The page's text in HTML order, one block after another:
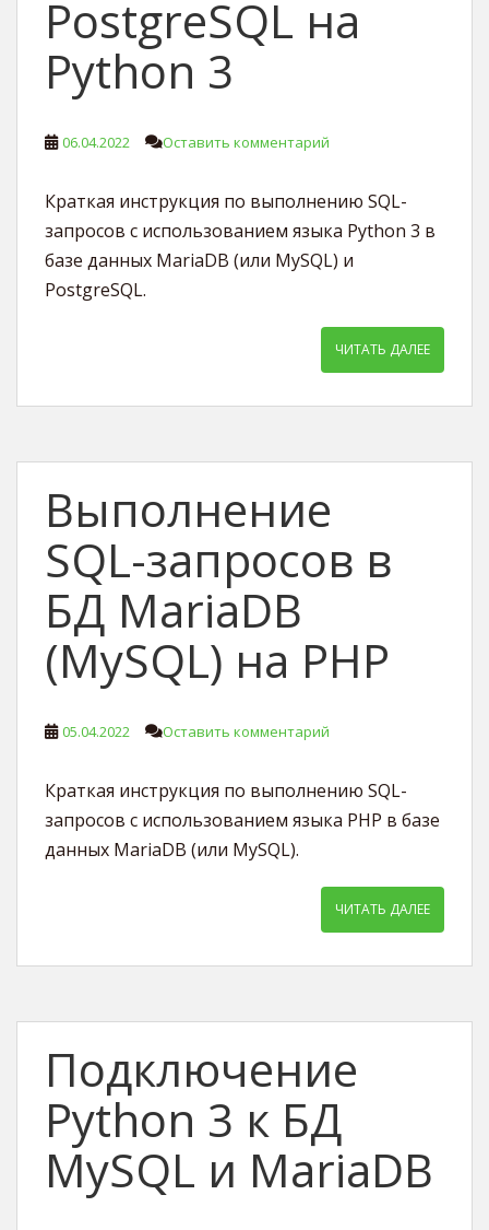
PostgreSQL на
Python 3
06.04.2022 Оставить комментарий
Краткая инструкция по выполнению SQL-
запросов с использованием языка Python 3 в
базе данных MariaDB (или MySQL) и
PostgreSQL.
ЧИТАТЬ ДАЛЕЕ
Выполнение
SQL-запросов в
БД MariaDB
(MySQL) на PHP
05.04.2022 Оставить комментарий
Краткая инструкция по выполнению SQL-
запросов с использованием языка PHP в базе
данных MariaDB (или MySQL).
ЧИТАТЬ ДАЛЕЕ
Подключение
Python 3 к БД
MySQL и MariaDB